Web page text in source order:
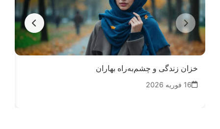
خزان زندگی و چشم‌به‌راه بهاران
16 فوریه 2026